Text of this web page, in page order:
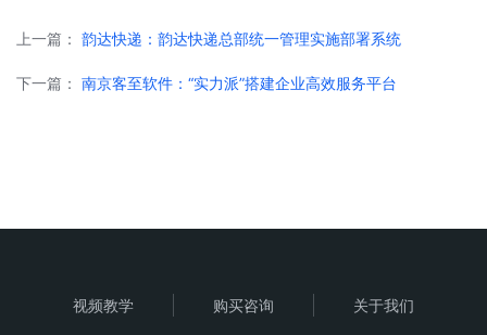
上一篇： 韵达快递：韵达快递总部统一管理实施部署系统
下一篇： 南京客至软件：“实力派”搭建企业高效服务平台
视频教学 购买咨询 关于我们